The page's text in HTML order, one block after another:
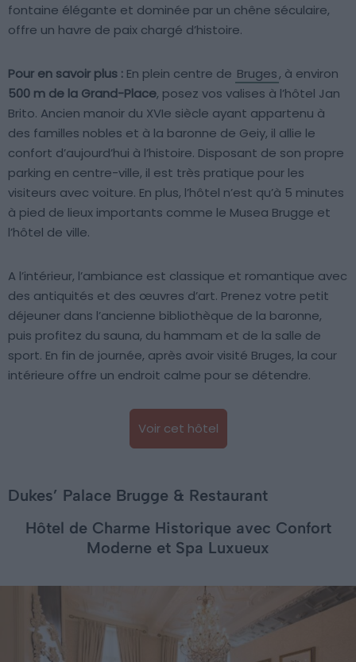
fontaine élégante et dominée par un chêne séculaire,
offre un havre de paix chargé d’histoire.
Pour en savoir plus : En plein centre de Bruges, à environ
500 m de la Grand-Place, posez vos valises à l’hôtel Jan
Brito. Ancien manoir du XVIe siècle ayant appartenu à
des familles nobles et à la baronne de Geiy, il allie le
confort d’aujourd’hui à l’histoire. Disposant de son propre
parking en centre-ville, il est très pratique pour les
visiteurs avec voiture. En plus, l’hôtel n’est qu’à 5 minutes
à pied de lieux importants comme le Musea Brugge et
l’hôtel de ville.
A l’intérieur, l’ambiance est classique et romantique avec
des antiquités et des œuvres d’art. Prenez votre petit
déjeuner dans l’ancienne bibliothèque de la baronne,
puis profitez du sauna, du hammam et de la salle de
sport. En fin de journée, après avoir visité Bruges, la cour
intérieure offre un endroit calme pour se détendre.
Voir cet hôtel
Dukes’ Palace Brugge & Restaurant
Hôtel de Charme Historique avec Confort
Moderne et Spa Luxueux